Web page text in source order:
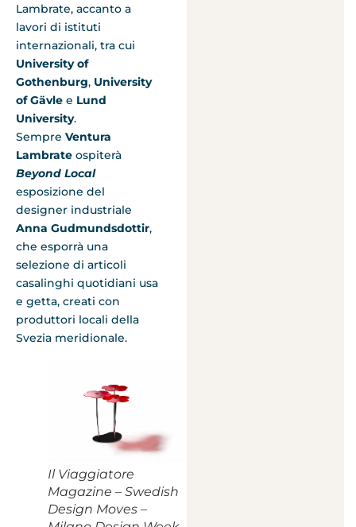
Lambrate, accanto a
lavori di istituti
internazionali, tra cui
University of
Gothenburg, University
of Gävle e Lund
University.
Sempre Ventura
Lambrate ospiterà
Beyond Local
esposizione del
designer industriale
Anna Gudmundsdottir,
che esporrà una
selezione di articoli
casalinghi quotidiani usa
e getta, creati con
produttori locali della
Svezia meridionale.
Il Viaggiatore
Magazine – Swedish
Design Moves –